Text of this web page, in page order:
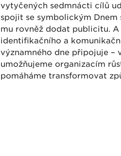
vytyčených sedmnácti cílů
spojit se symbolickým
mu rovněž dodat publicitu. A
identifikačního a
významného dne připojuje –
umožňujeme organizacím
pomáháme transformovat